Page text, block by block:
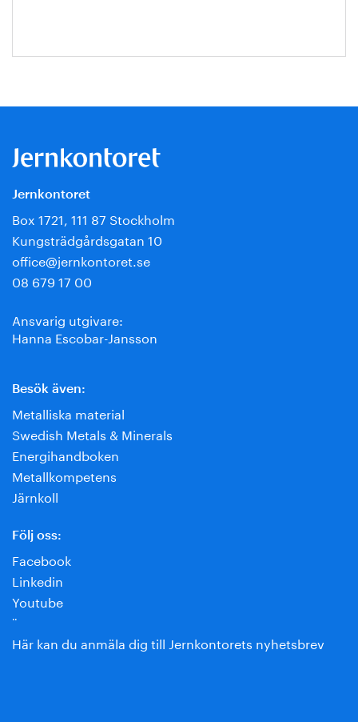
Jernkontoret
Box 1721, 111 87 Stockholm
Kungsträdgårdsgatan 10
office@jernkontoret.se
08 679 17 00
Ansvarig utgivare:
Hanna Escobar-Jansson
Besök även:
Metalliska material
Swedish Metals & Minerals
Energihandboken
Metallkompetens
Järnkoll
Följ oss:
Facebook
Linkedin
Youtube
¨
Här kan du anmäla dig till Jernkontorets nyhetsbrev